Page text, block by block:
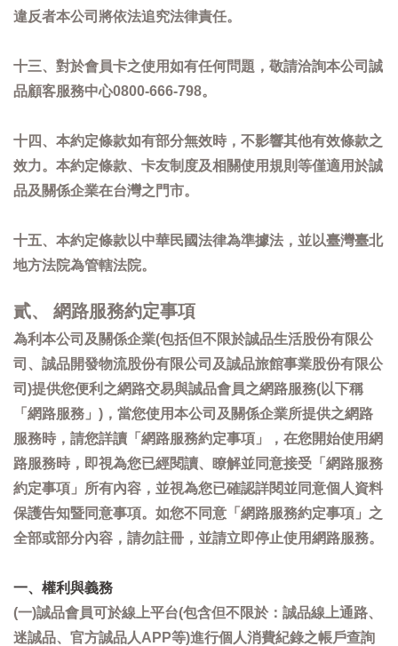
違反者本公司將依法追究法律責任。
十三、對於會員卡之使用如有任何問題，敬請洽詢本公司誠
品顧客服務中心0800-666-798。
十四、本約定條款如有部分無效時，不影響其他有效條款之
效力。本約定條款、卡友制度及相關使用規則等僅適用於誠
品及關係企業在台灣之門市。
十五、本約定條款以中華民國法律為準據法，並以臺灣臺北
地方法院為管轄法院。
貳、 網路服務約定事項
為利本公司及關係企業(包括但不限於誠品生活股份有限公
司、誠品開發物流股份有限公司及誠品旅館事業股份有限公
司)提供您便利之網路交易與誠品會員之網路服務(以下稱
「網路服務」)，當您使用本公司及關係企業所提供之網路
服務時，請您詳讀「網路服務約定事項」，在您開始使用網
路服務時，即視為您已經閱讀、瞭解並同意接受「網路服務
約定事項」所有內容，並視為您已確認詳閱並同意個人資料
保護告知暨同意事項。如您不同意「網路服務約定事項」之
全部或部分內容，請勿註冊，並請立即停止使用網路服務。
一、權利與義務
(一)誠品會員可於線上平台(包含但不限於：誠品線上通路、
迷誠品、官方誠品人APP等)進行個人消費紀錄之帳戶查詢